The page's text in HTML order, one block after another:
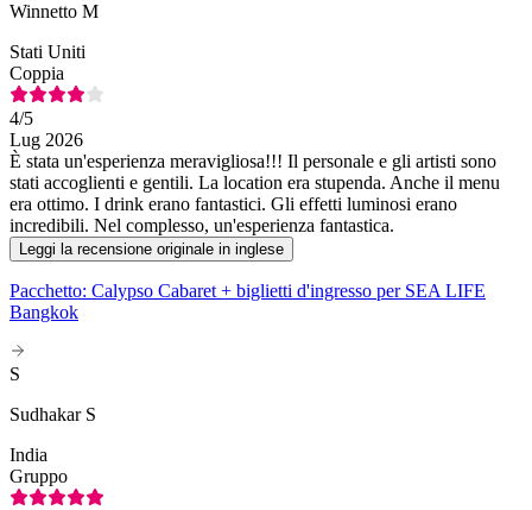
Winnetto M
Stati Uniti
Coppia
4/5
Lug 2026
È stata un'esperienza meravigliosa!!! Il personale e gli artisti sono
stati accoglienti e gentili. La location era stupenda. Anche il menu
era ottimo. I drink erano fantastici. Gli effetti luminosi erano
incredibili. Nel complesso, un'esperienza fantastica.
Leggi la recensione originale in inglese
Pacchetto: Calypso Cabaret + biglietti d'ingresso per SEA LIFE
Bangkok
S
Sudhakar S
India
Gruppo